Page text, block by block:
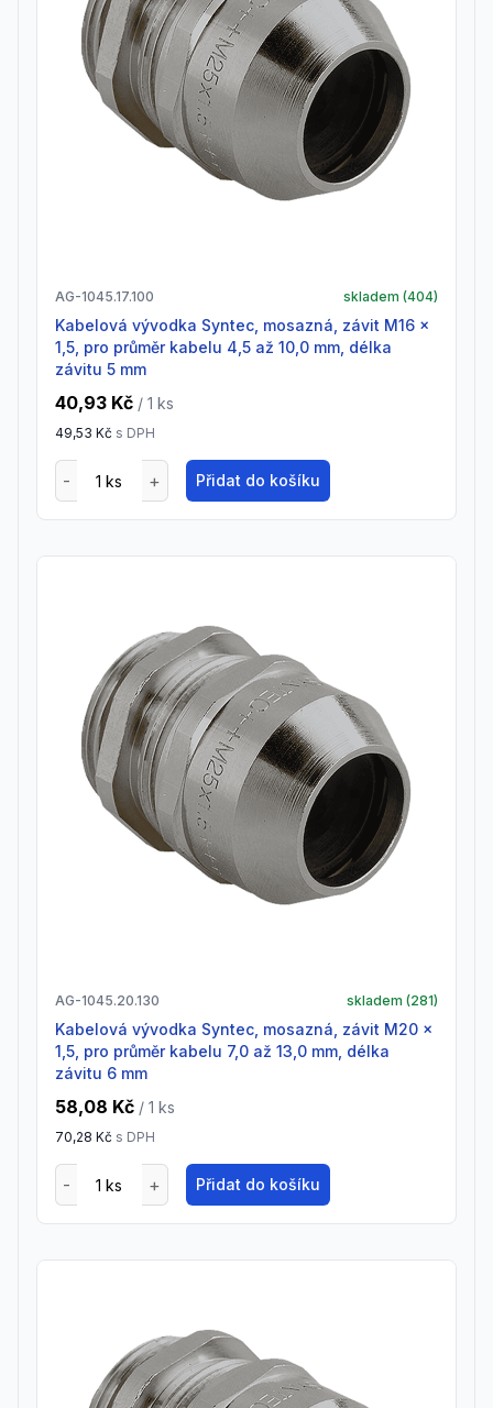
AG-1045.17.100 skladem (404)
Kabelová vývodka Syntec, mosazná, závit M16 x
1,5, pro průměr kabelu 4,5 až 10,0 mm, délka
závitu 5 mm
40,93 Kč / 1 ks
49,53 Kč s DPH
Přidat do košíku
AG-1045.20.130 skladem (281)
Kabelová vývodka Syntec, mosazná, závit M20 x
1,5, pro průměr kabelu 7,0 až 13,0 mm, délka
závitu 6 mm
58,08 Kč / 1 ks
70,28 Kč s DPH
Přidat do košíku